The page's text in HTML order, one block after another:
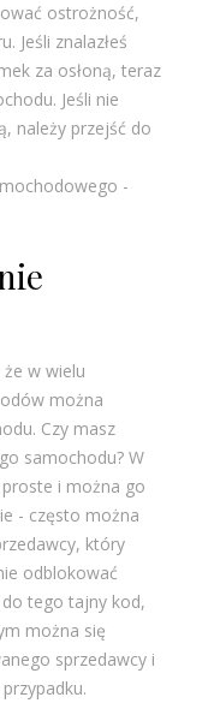
ostrożność,
Jeśli znalazłeś
za osłoną, teraz
Jeśli nie
należy przejść do
-
w wielu
można
Czy masz
samochodu? W
i można go
- często można
który
odblokować
tego tajny kod,
można się
sprzedawcy i